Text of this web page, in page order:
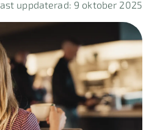
uppdaterad: 9 oktober 2025